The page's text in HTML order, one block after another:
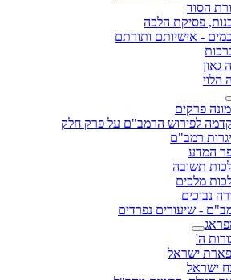
הסוד
פסיקת הלכה
- אישיותם ותורתם
גאון
הלוי
פרקים
לפירוש הרמב"ם על פרק חלק
רמב"ם
המדע
תשובה
מלכים
נבוכים
- שיעורים נפרדים
ה'
ישראל
ישראל